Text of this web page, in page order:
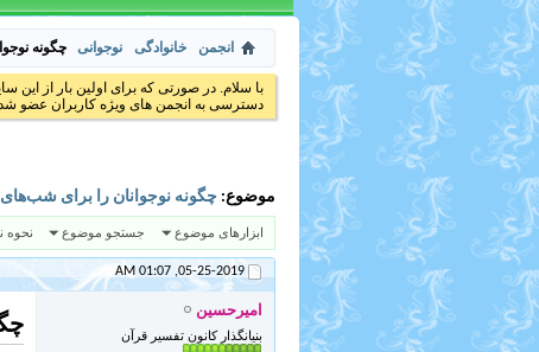
انجمن خانوادگی نوجوانی چگونه
با سلام. در صورتی که برای اولین بار از این
دسترسی به انجمن های ویژه کاربران عضو
موضوع: چگونه نوجوانان را برای شب‌های
ابزارهای موضوع جستجو موضوع نحوه
05-25-2019,
01:07 AM
امیرحسین
بنیانگذار کانون تفسیر قرآن